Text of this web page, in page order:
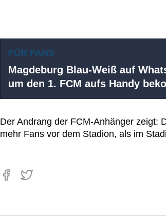
FÜR FANS
Magdeburg Blau-Weiß auf
um den 1. FCM aufs Handy
Der Andrang der FCM-Anhänger zeigt:
mehr Fans vor dem Stadion, als im